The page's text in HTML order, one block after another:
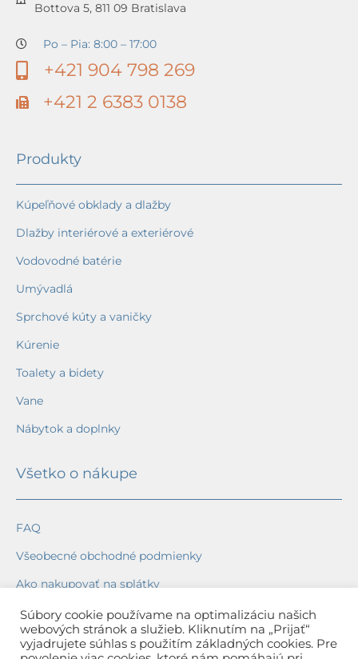
Bottova 5, 811 09 Bratislava
Po – Pia: 8:00 – 17:00
+421 904 798 269
+421 2 6383 0138
Produkty
Kúpeľňové obklady a dlažby
Dlažby interiérové a exteriérové
Vodovodné batérie
Umývadlá
Sprchové kúty a vaničky
Kúrenie
Toalety a bidety
Vane
Nábytok a doplnky
Všetko o nákupe
FAQ
Všeobecné obchodné podmienky
Ako nakupovať na splátky
Ochrana osobných údajov
Reklamačný poriadok
Súbory cookie používame na optimalizáciu našich
webových stránok a služieb. Kliknutím na „Prijať“
vyjadrujete súhlas s použitím základných cookies. Pre